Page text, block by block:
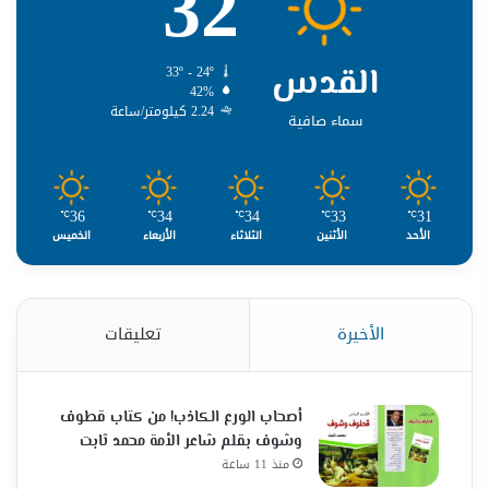
القدس
سماء صافية
33º - 24º
42%
2.24 كيلومتر/ساعة
31
℃
الأحد
33
℃
الأثنين
34
℃
الثلاثاء
34
℃
الأربعاء
36
℃
الخميس
الأخيرة تعليقات
أصحاب الورع الكاذب! من كتاب قطوف
وشوف بقلم شاعر الأمة محمد ثابت
منذ 11 ساعة